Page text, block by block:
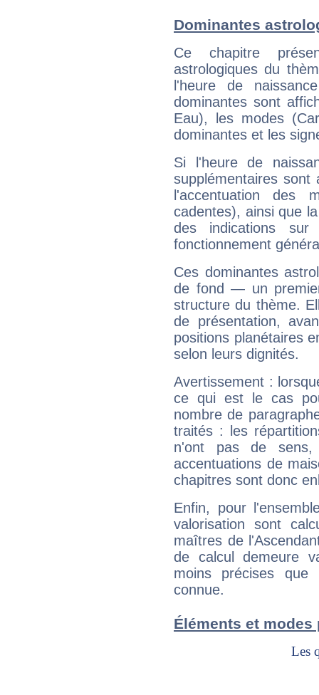
Dominantes
Ce chapitre
astrologiques du
l'heure de
dominantes sont
Eau), les modes
dominantes et les
Si l'heure de
supplémentaires sont
l'accentuation des
cadentes), ainsi que
des indications sur
fonctionnement
Ces dominantes
de fond — un
structure du thème.
de présentation,
positions planétaires
selon leurs dignités.
Avertissement :
ce qui est le cas
nombre de
traités : les
n'ont pas de sens,
accentuations de
chapitres sont donc
Enfin, pour
valorisation sont
maîtres de
de calcul demeure
moins précises que
connue.
Éléments et